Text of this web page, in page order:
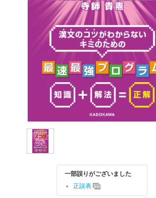
一部誤りがございました
正誤表